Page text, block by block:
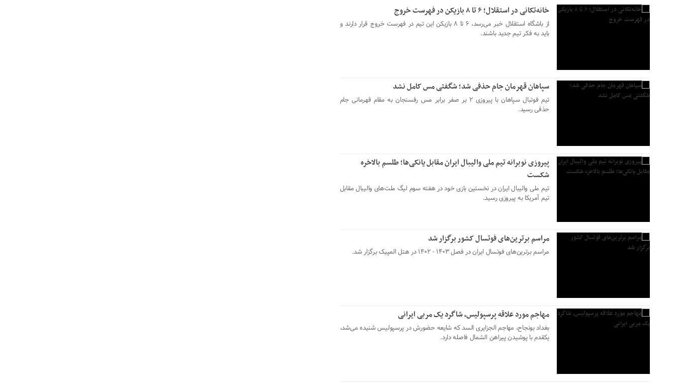
خانه‌تکانی در استقلال؛ ۶ تا ۸ بازیکن در فهرست خروج
از باشگاه استقلال خبر می‌رسد، ۶ تا ۸ بازیکن این تیم در فهرست خروج قرار دارند و
باید به فکر تیم جدید باشند.
سپاهان قهرمان جام حذفی شد؛ شگفتی مس کامل نشد
تیم فوتبال سپاهان با پیروزی ۲ بر صفر برابر مس رفسنجان به مقام قهرمانی جام
حذفی رسید.
پیروزی نوبرانه تیم ملی والیبال ایران مقابل یانکی‌ها؛ طلسم بالاخره
شکست
تیم ملی والیبال ایران در نخستین بازی خود در هفته سوم لیگ ملت‌های والیبال مقابل
تیم آمریکا به پیروزی رسید.
مراسم برترین‌های فوتسال کشور برگزار شد
مراسم برترین‌های فوتسال ایران در فصل ۱۴۰۳ - ۱۴۰۲ در هتل المپیک برگزار شد.
مهاجم مورد علاقه پرسپولیس، شاگرد یک مربی ایرانی
بغداد بونجاح، مهاجم الجزایری السد که شایعه حضورش در پرسپولیس شنیده می‌شد،
یکقدم با پوشیدن پیراهن الشمال فاصله دارد.